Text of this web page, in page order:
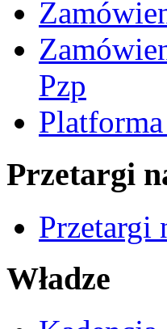
Pzp
Przetargi
Przetargi
Władze